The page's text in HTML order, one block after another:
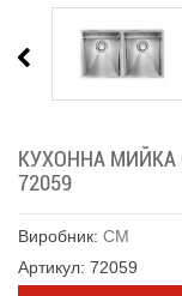
КУХОННА МИЙКА
72059
Виробник: CM
Артикул: 72059